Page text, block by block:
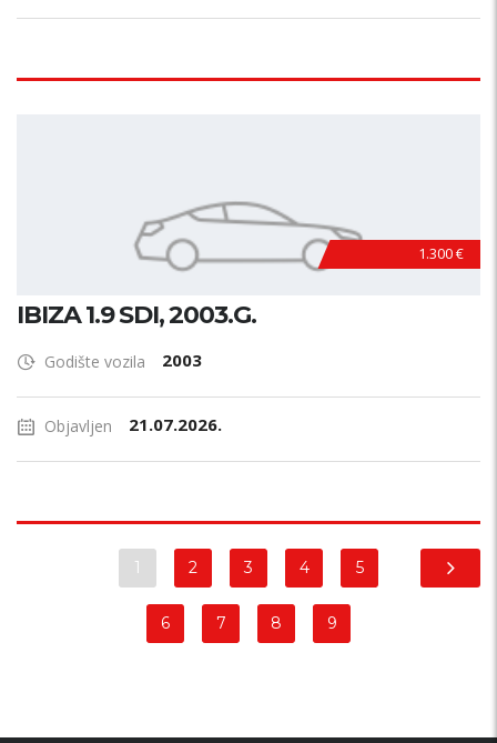
1.300 €
IBIZA 1.9 SDI, 2003.G.
Godište vozila 2003
Objavljen 21.07.2026.
1 2 3 4 5
6 7 8 9